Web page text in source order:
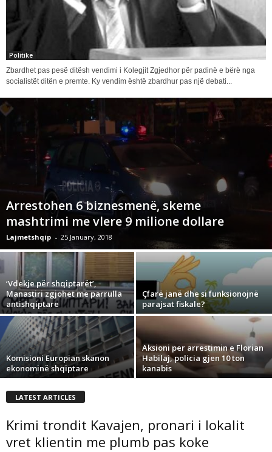
Politike
Zbardhet pas pesë ditësh vendimi i Kolegjit Zgjedhor për padinë e bërë nga
socialistët ditën e premte. Ky vendim është zbardhur pas një debati...
Arrestohen 6 biznesmenë, skeme
mashtrimi me vlere 9 milione dollare
Lajmetshqip - 25 January, 2018
‘Vdekje për shqiptarët’,
Manastiri zgjohet me parrulla
antishqiptare
Çfarë janë dhe si funksionojnë
parajsat fiskale?
Komisioni Europian skanon
ekonominë shqiptare
Aksioni per arrestimin e Florian
Habilaj, policia gjen 10 ton
kanabis
LATEST ARTICLES
Krimi trondit Kavajen, pronari i lokalit
vret klientin me plumb pas koke